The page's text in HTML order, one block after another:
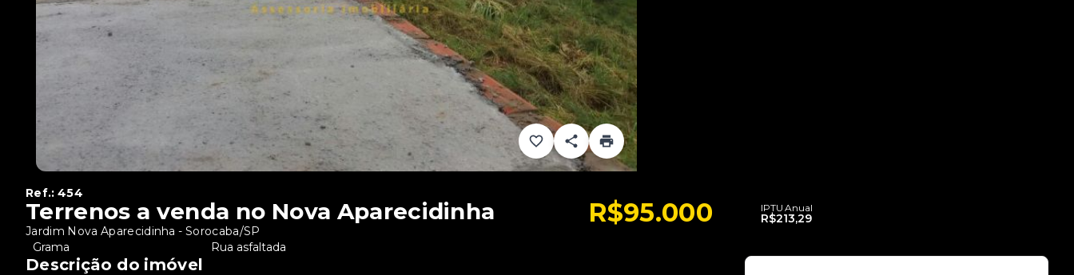
Ref.:454
Terrenos a venda no Nova Aparecidinha
Jardim Nova Aparecidinha - Sorocaba/SP
R$95.000
Grama Rua asfaltada
Descrição do imóvel
IPTU Anual
R$213,29